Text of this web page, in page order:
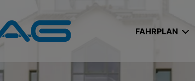
FAHRPLAN
OVAG-App
Minis und